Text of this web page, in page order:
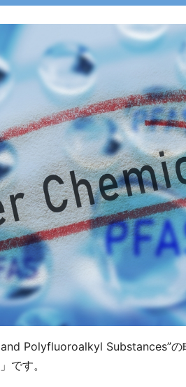
Polyfluoroalkyl Substances”
です。